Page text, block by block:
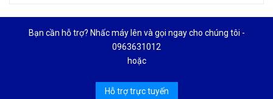
Bạn cần hỗ trợ? Nhấc máy lên và gọi ngay cho chúng tôi -
0963631012
hoặc
Hỗ trợ trực tuyến